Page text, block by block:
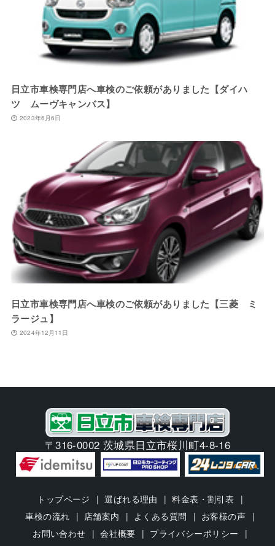
日立市車検専門店へ車検のご依頼がありました【ダイハ
ツ ムーヴキャンバス】
2023年6月6日
日立市車検専門店へ車検のご依頼がありました【三菱 ミ
ラージュ】
2024年12月11日
〒316-0002 茨城県日立市桜川町4-8-16
トップページ 選ばれる理由
料金表・割引表
車検の流れ
店舗案内 よくある質問
お客様の声
お問い合わせ
会社概要
プライバシーポリシー